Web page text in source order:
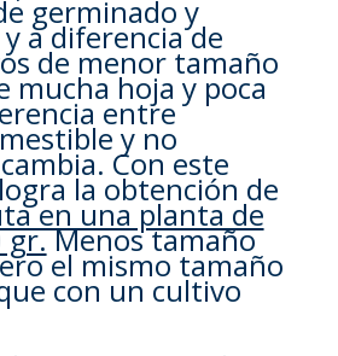
germinado y
a diferencia de
de menor tamaño
mucha hoja y poca
entre
y no
Con este
la obtención de
en una planta de
gr.Menos tamaño
el mismo tamaño
con un cultivo